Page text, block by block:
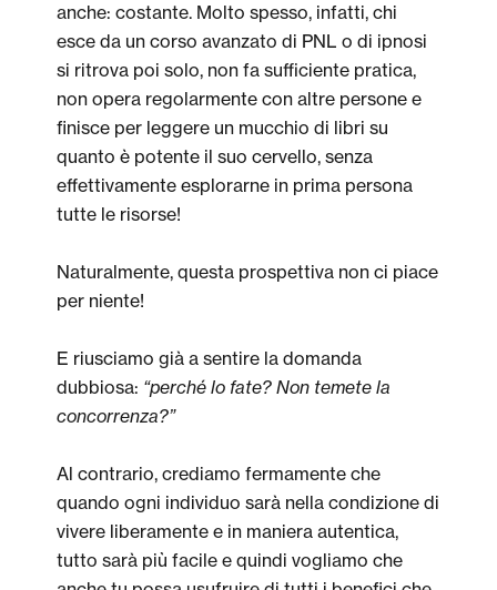
anche: costante. Molto spesso, infatti, chi
esce da un corso avanzato di PNL o di ipnosi
si ritrova poi solo, non fa sufficiente pratica,
non opera regolarmente con altre persone e
finisce per leggere un mucchio di libri su
quanto è potente il suo cervello, senza
effettivamente esplorarne in prima persona
tutte le risorse!
Naturalmente, questa prospettiva non ci piace
per niente!
E riusciamo già a sentire la domanda
dubbiosa: “perché lo fate? Non temete la
concorrenza?”
Al contrario, crediamo fermamente che
quando ogni individuo sarà nella condizione di
vivere liberamente e in maniera autentica,
tutto sarà più facile e quindi vogliamo che